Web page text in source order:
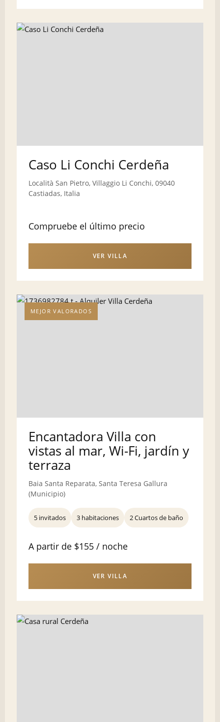
Caso Li Conchi Cerdeña
Località San Pietro, Villaggio Li Conchi, 09040
Castiadas, Italia
Compruebe el último precio
VER VILLA
MEJOR VALORADOS
Encantadora Villa con
vistas al mar, Wi-Fi, jardín y
terraza
Baia Santa Reparata, Santa Teresa Gallura
(Municipio)
5 invitados 3 habitaciones 2 Cuartos de baño
A partir de $155 / noche
VER VILLA